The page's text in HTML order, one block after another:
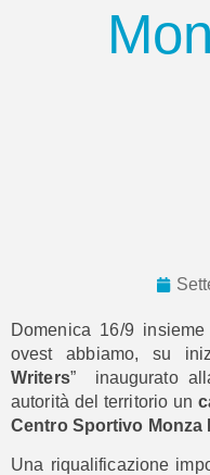
Domenica 16/9
ovest abbiamo, su
Writers” inaugurato
autorità del territorio un
Centro Sportivo Monza
Una riqualificazione